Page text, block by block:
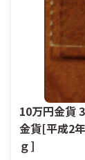
10万円金貨
金貨[平成2
ｇ]